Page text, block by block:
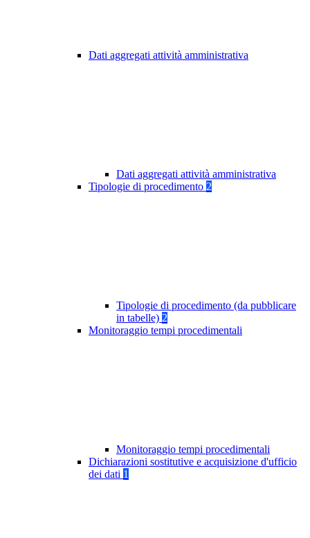
Dati aggregati attività amministrativa
Dati aggregati attività amministrativa
Tipologie di procedimento 2
Tipologie di procedimento (da pubblicare
in tabelle) 2
Monitoraggio tempi procedimentali
Monitoraggio tempi procedimentali
Dichiarazioni sostitutive e acquisizione d'ufficio
dei dati 1